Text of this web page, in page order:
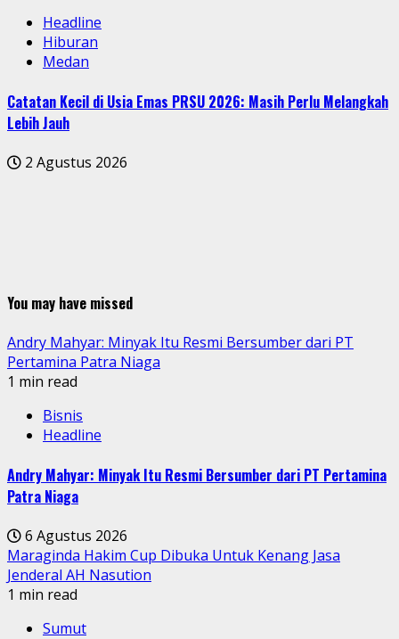
Headline
Hiburan
Medan
Catatan Kecil di Usia Emas PRSU 2026: Masih Perlu Melangkah
Lebih Jauh
2 Agustus 2026
You may have missed
Andry Mahyar: Minyak Itu Resmi Bersumber dari PT
Pertamina Patra Niaga
1 min read
Bisnis
Headline
Andry Mahyar: Minyak Itu Resmi Bersumber dari PT Pertamina
Patra Niaga
6 Agustus 2026
Maraginda Hakim Cup Dibuka Untuk Kenang Jasa
Jenderal AH Nasution
1 min read
Sumut